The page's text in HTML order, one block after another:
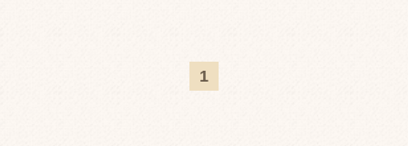
犬はトリミングをしないとどうなるの？
1